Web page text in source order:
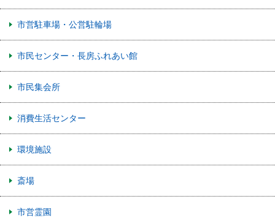
市営駐車場・公営駐輪場
市民センター・長房ふれあい館
市民集会所
消費生活センター
環境施設
斎場
市営霊園